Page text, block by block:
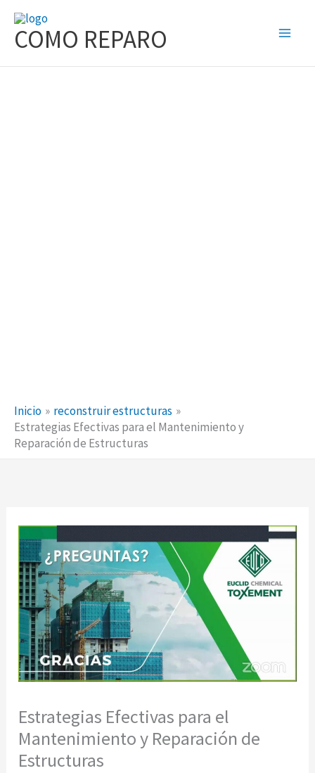
contenido
COMO REPARO
Inicio
reconstruir estructuras
Estrategias Efectivas para el Mantenimiento y
Reparación de Estructuras
Estrategias Efectivas para el
Mantenimiento y Reparación de
Estructuras